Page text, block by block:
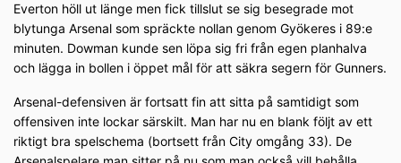
Everton höll ut länge men fick tillslut se sig besegrade mot
blytunga Arsenal som spräckte nollan genom Gyökeres i 89:e
minuten. Dowman kunde sen löpa sig fri från egen planhalva
och lägga in bollen i öppet mål för att säkra segern för Gunners.
Arsenal-defensiven är fortsatt fin att sitta på samtidigt som
offensiven inte lockar särskilt. Man har nu en blank följt av ett
riktigt bra spelschema (bortsett från City omgång 33). De